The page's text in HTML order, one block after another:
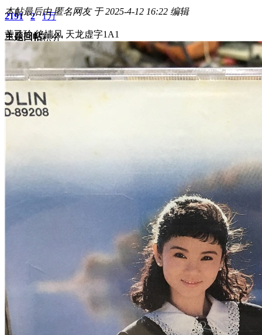
2191
主题
2
回帖
1万
积分
积分
11873
2025-4-12 16:21:03
24150
本帖最后由 匿名网友 于 2025-4-12 16:22 编辑
黄乙玲 绝情风 天龙虚字1A1